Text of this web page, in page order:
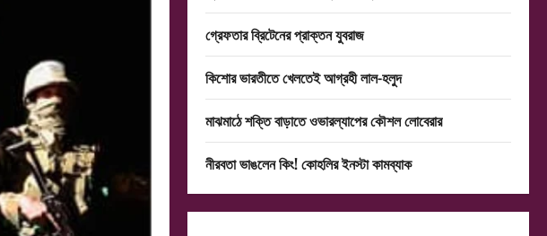
গ্রেফতার ব্রিটেনের প্রাক্তন যুবরাজ
কিশোর ভারতীতে খেলতেই আগ্রহী লাল-হলুদ
মাঝমাঠে শক্তি বাড়াতে ওভারল্যাপের কৌশল লোবেরার
নীরবতা ভাঙলেন কিং! কোহলির ইনস্টা কামব্যাক